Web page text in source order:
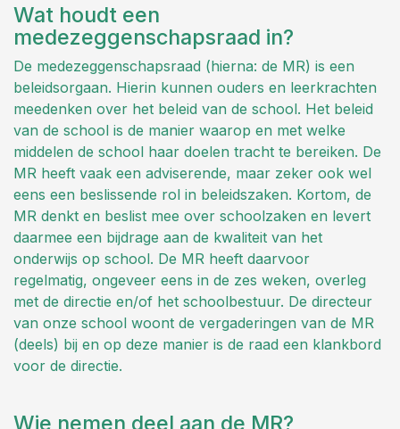
Wat houdt een
medezeggenschapsraad in?
De medezeggenschapsraad (hierna: de MR) is een
beleidsorgaan. Hierin kunnen ouders en leerkrachten
meedenken over het beleid van de school. Het beleid
van de school is de manier waarop en met welke
middelen de school haar doelen tracht te bereiken. De
MR heeft vaak een adviserende, maar zeker ook wel
eens een beslissende rol in beleidszaken. Kortom, de
MR denkt en beslist mee over schoolzaken en levert
daarmee een bijdrage aan de kwaliteit van het
onderwijs op school. De MR heeft daarvoor
regelmatig, ongeveer eens in de zes weken, overleg
met de directie en/of het schoolbestuur. De directeur
van onze school woont de vergaderingen van de MR
(deels) bij en op deze manier is de raad een klankbord
voor de directie.
Wie nemen deel aan de MR?